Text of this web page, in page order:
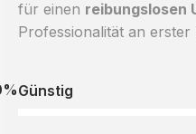
für einen reibungslosen
Professionalität an erster
Günstig